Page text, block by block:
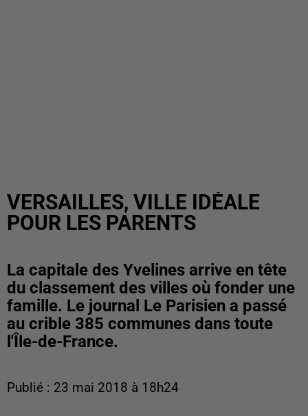
VERSAILLES, VILLE IDÉALE
POUR LES PARENTS
La capitale des Yvelines arrive en tête
du classement des villes où fonder une
famille. Le journal Le Parisien a passé
au crible 385 communes dans toute
l'Île-de-France.
Publié : 23 mai 2018 à 18h24